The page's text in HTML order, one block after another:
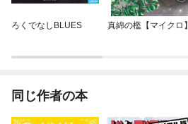
ろくでなしBLUES 真綿の檻【マイクロ】
同じ作者の本